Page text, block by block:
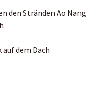
den Stränden Ao Nang
dem Dach